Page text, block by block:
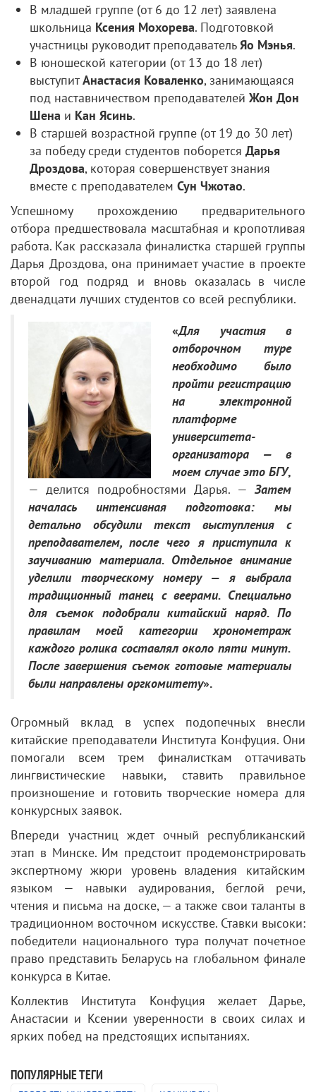
В младшей группе (от 6 до 12 лет) заявлена
школьница Ксения Мохорева. Подготовкой
участницы руководит преподавательЯо Мэнья.
В юношеской категории (от 13 до 18 лет)
выступитАнастасия Коваленко, занимающаяся
под наставничеством преподавателей Жон Дон
Шена и Кан Ясинь.
В старшей возрастной группе (от 19 до 30 лет)
за победу среди студентов поборется Дарья
Дроздова, которая совершенствует знания
вместе с преподавателем Сун Чжотао.
Успешному прохождению предварительного
отбора предшествовала масштабная и кропотливая
работа. Как рассказала финалистка старшей группы
Дарья Дроздова, она принимает участие в проекте
второй год подряд и вновь оказалась в числе
двенадцати лучших студентов со всей республики.
«Для участия в
отборочном туре
необходимо было
пройти регистрацию
на электронной
платформе
университета-
организатора — в
моем случае это БГУ,
— делится подробностями Дарья. — Затем
началась интенсивная подготовка: мы
детально обсудили текст выступления с
преподавателем, после чего я приступила к
заучиванию материала. Отдельное внимание
уделили творческому номеру — я выбрала
традиционный танец с веерами. Специально
для съемок подобрали китайский наряд. По
правилам моей категории хронометраж
каждого ролика составлял около пяти минут.
После завершения съемок готовые материалы
были направлены оргкомитету».
Огромный вклад в успех подопечных внесли
китайские преподаватели Института Конфуция. Они
помогали всем трем финалисткам оттачивать
лингвистические навыки, ставить правильное
произношение и готовить творческие номера для
конкурсных заявок.
Впереди участниц ждет очный республиканский
этап в Минске. Им предстоит продемонстрировать
экспертному жюри уровень владения китайским
языком — навыки аудирования, беглой речи,
чтения и письма на доске, — а также свои таланты в
традиционном восточном искусстве. Ставки высоки:
победители национального тура получат почетное
право представить Беларусь на глобальном финале
конкурса в Китае.
Коллектив Института Конфуция желает Дарье,
Анастасии и Ксении уверенности в своих силах и
ярких побед на предстоящих испытаниях.
ПОПУЛЯРНЫЕ ТЕГИ